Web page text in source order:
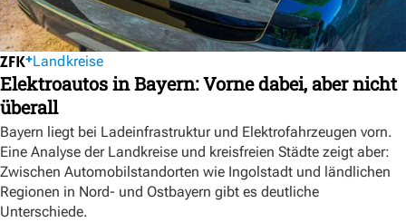
Landkreise
Elektroautos in Bayern: Vorne dabei, aber nicht
überall
Bayern liegt bei Ladeinfrastruktur und Elektrofahrzeugen vorn.
Eine Analyse der Landkreise und kreisfreien Städte zeigt aber:
Zwischen Automobilstandorten wie Ingolstadt und ländlichen
Regionen in Nord- und Ostbayern gibt es deutliche
Unterschiede.